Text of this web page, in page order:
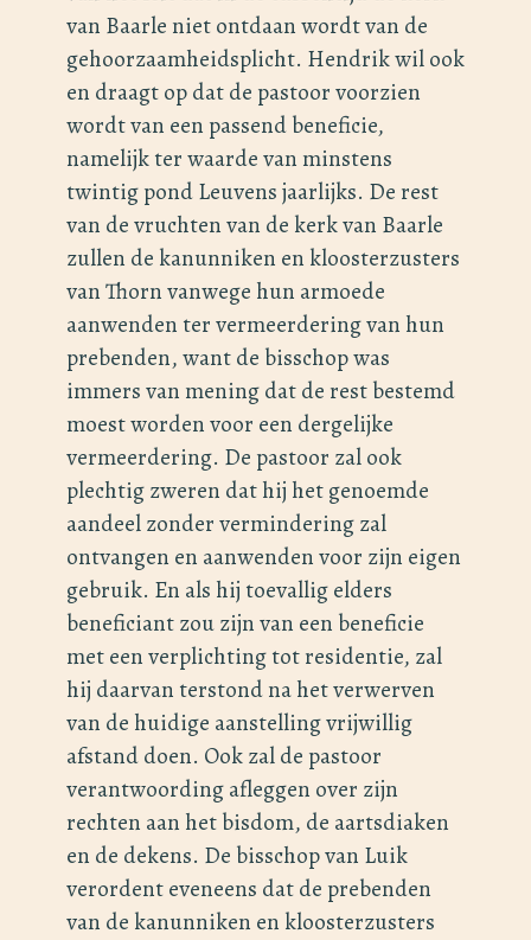
van Baarle niet ontdaan wordt van de
gehoorzaamheidsplicht. Hendrik wil ook
en draagt op dat de pastoor voorzien
wordt van een passend beneficie,
namelijk ter waarde van minstens
twintig pond Leuvens jaarlijks. De rest
van de vruchten van de kerk van Baarle
zullen de kanunniken en kloosterzusters
van Thorn vanwege hun armoede
aanwenden ter vermeerdering van hun
prebenden, want de bisschop was
immers van mening dat de rest bestemd
moest worden voor een dergelijke
vermeerdering. De pastoor zal ook
plechtig zweren dat hij het genoemde
aandeel zonder vermindering zal
ontvangen en aanwenden voor zijn eigen
gebruik. En als hij toevallig elders
beneficiant zou zijn van een beneficie
met een verplichting tot residentie, zal
hij daarvan terstond na het verwerven
van de huidige aanstelling vrijwillig
afstand doen. Ook zal de pastoor
verantwoording afleggen over zijn
rechten aan het bisdom, de aartsdiaken
en de dekens. De bisschop van Luik
verordent eveneens dat de prebenden
van de kanunniken en kloosterzusters